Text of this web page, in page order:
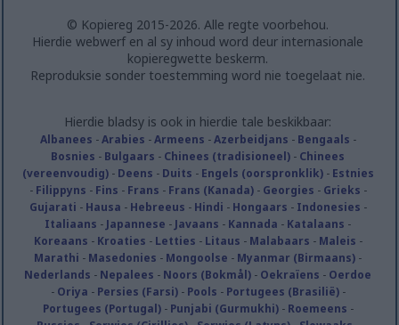
© Kopiereg 2015-2026. Alle regte voorbehou.
Hierdie webwerf en al sy inhoud word deur internasionale
kopieregwette beskerm.
Reproduksie sonder toestemming word nie toegelaat nie.
Hierdie bladsy is ook in hierdie tale beskikbaar:
Albanees -Arabies -Armeens -Azerbeidjans - Bengaals -
Bosnies - Bulgaars - Chinees (tradisioneel) - Chinees
(vereenvoudig)- Deens - Duits - Engels (oorspronklik)- Estnies
- Filippyns - Fins - Frans - Frans (Kanada)- Georgies - Grieks -
Gujarati - Hausa - Hebreeus - Hindi - Hongaars - Indonesies -
Italiaans - Japannese - Javaans - Kannada - Katalaans -
Koreaans - Kroaties - Letties - Litaus - Malabaars - Maleis -
Marathi - Masedonies - Mongoolse - Myanmar (Birmaans) -
Nederlands - Nepalees - Noors (Bokmål) - Oekraïens - Oerdoe
- Oriya - Persies (Farsi)- Pools - Portugees (Brasilië)-
Portugees (Portugal)- Punjabi (Gurmukhi)- Roemeens -